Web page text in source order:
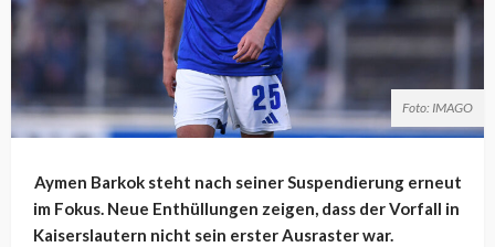
Foto: IMAGO
Aymen Barkok steht nach seiner Suspendierung erneut
im Fokus. Neue Enthüllungen zeigen, dass der Vorfall in
Kaiserslautern nicht sein erster Ausraster war.